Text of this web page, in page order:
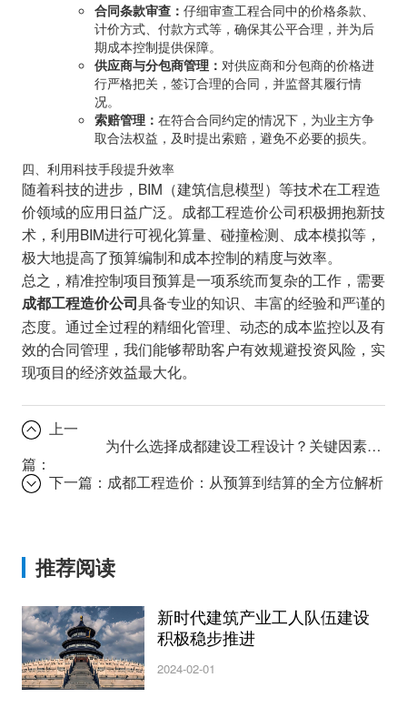
合同条款审查： 仔细审查工程合同中的价格条款、
计价方式、付款方式等，确保其公平合理，并为后
期成本控制提供保障。
供应商与分包商管理： 对供应商和分包商的价格进
行严格把关，签订合理的合同，并监督其履行情
况。
索赔管理： 在符合合同约定的情况下，为业主方争
取合法权益，及时提出索赔，避免不必要的损失。
四、利用科技手段提升效率
随着科技的进步，BIM（建筑信息模型）等技术在工程造
价领域的应用日益广泛。成都工程造价公司积极拥抱新技
术，利用BIM进行可视化算量、碰撞检测、成本模拟等，
极大地提高了预算编制和成本控制的精度与效率。
总之，精准控制项目预算是一项系统而复杂的工作，需要
成都工程造价公司具备专业的知识、丰富的经验和严谨的
态度。通过全过程的精细化管理、动态的成本监控以及有
效的合同管理，我们能够帮助客户有效规避投资风险，实
现项目的经济效益最大化。
上一
篇：
为什么选择成都建设工程设计？关键因素解析
下一篇： 成都工程造价：从预算到结算的全方位解析
推荐阅读
新时代建筑产业工人队伍建设
积极稳步推进
2024-02-01